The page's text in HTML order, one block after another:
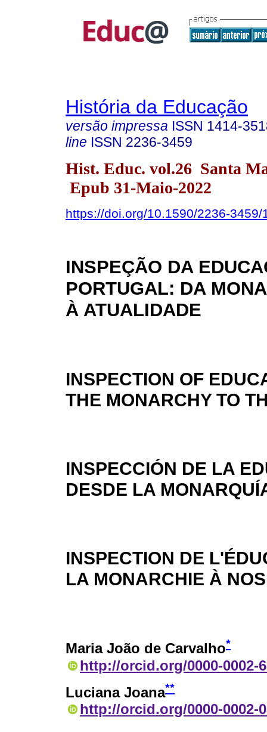
História da Educação
versão impressa ISSN 1414-
line ISSN 2236-3459
Hist. Educ. vol.26 Santa
Epub 31-Maio-2022
https://doi.org/10.1590/2236-3459/
INSPEÇÃO DA
PORTUGAL: DA
À ATUALIDADE
INSPECTION OF
THE MONARCHY TO
INSPECCIÓN DE LA
DESDE LA
INSPECTION DE
LA MONARCHIE À
Maria João de Carvalho*
http://orcid.org/0000-0002-
Luciana Joana**
http://orcid.org/0000-0002-